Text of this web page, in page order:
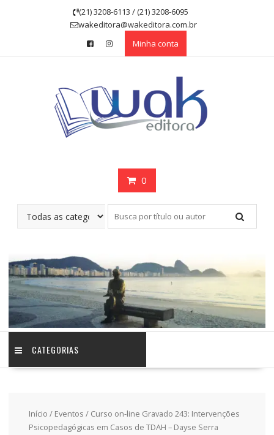
(21) 3208-6113 / (21) 3208-6095
wakeditora@wakeditora.com.br
Minha conta
0
CATEGORIAS
Início / Eventos / Curso on-line Gravado 243: Intervenções
Psicopedagógicas em Casos de TDAH – Dayse Serra